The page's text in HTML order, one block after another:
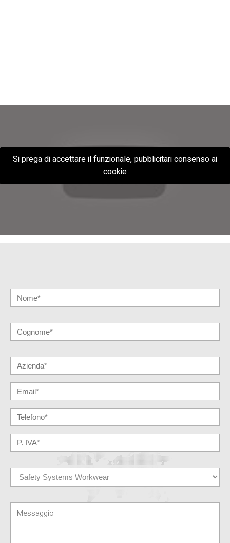
Si prega di accettare il funzionale, pubblicitari consenso ai
cookie